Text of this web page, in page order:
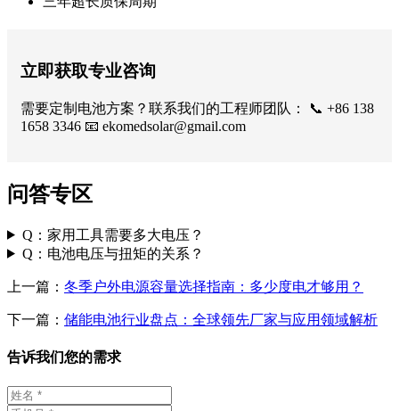
立即获取专业咨询
需要定制电池方案？联系我们的工程师团队： 📞 +86 138
1658 3346 📧 ekomedsolar@gmail.com
问答专区
Q：家用工具需要多大电压？
Q：电池电压与扭矩的关系？
上一篇： 冬季户外电源容量选择指南：多少度电才够用？
下一篇： 储能电池行业盘点：全球领先厂家与应用领域解析
告诉我们您的需求